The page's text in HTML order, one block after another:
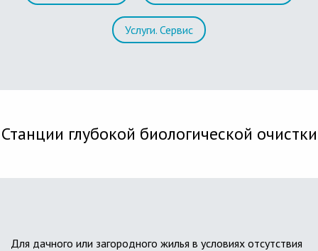
Услуги. Сервис
Станции глубокой биологической очистки
Для дачного или загородного жилья в условиях отсутствия